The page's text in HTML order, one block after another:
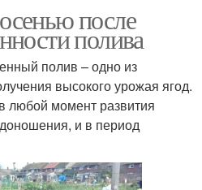
после
полива
полив – одно из
высокого урожая ягод.
любой момент развития
и в период